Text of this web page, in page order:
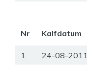
Nr Kalfdatum
1 24-08-2011